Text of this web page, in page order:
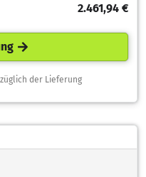
2.461,94 €
der Lieferung